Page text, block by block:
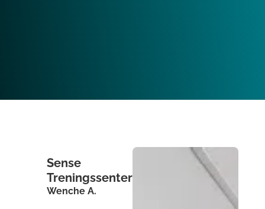
Sense
Treningssenter
Wenche A.